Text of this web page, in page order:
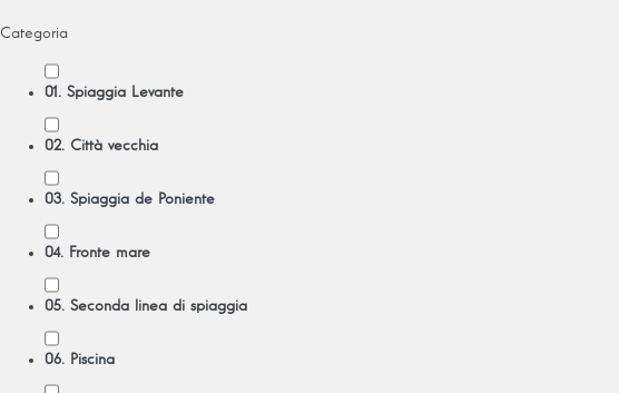
Categoria
01. Spiaggia Levante
02. Città vecchia
03. Spiaggia de Poniente
04. Fronte mare
05. Seconda linea di spiaggia
06. Piscina